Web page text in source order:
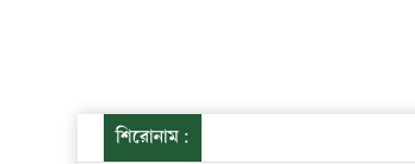
শিরোনাম: